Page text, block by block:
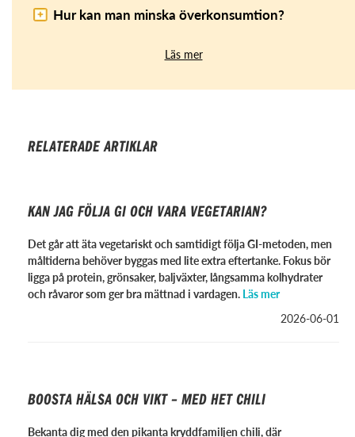
Hur kan man minska överkonsumtion?
Läs mer
RELATERADE ARTIKLAR
KAN JAG FÖLJA GI OCH VARA VEGETARIAN?
Det går att äta vegetariskt och samtidigt följa GI-metoden, men
måltiderna behöver byggas med lite extra eftertanke. Fokus bör
ligga på protein, grönsaker, baljväxter, långsamma kolhydrater
och råvaror som ger bra mättnad i vardagen. Läs mer
2026-06-01
BOOSTA HÄLSA OCH VIKT – MED HET CHILI
Bekanta dig med den pikanta kryddfamiljen chili, där